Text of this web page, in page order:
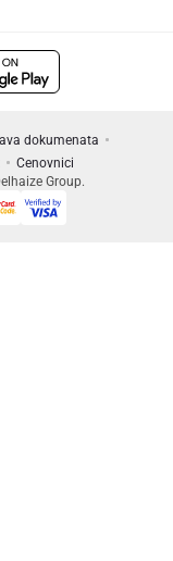
dokumenata
Cenovnici
Group.